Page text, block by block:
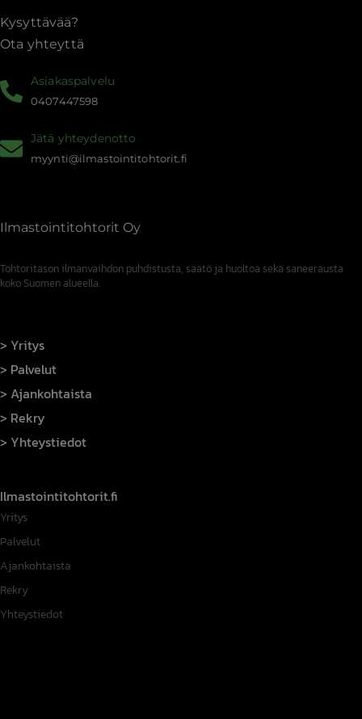
Kysyttävää?
Ota yhteyttä
Asiakaspalvelu
0407447598
Jätä yhteydenotto
myynti@ilmastointitohtorit.fi
Ilmastointitohtorit Oy
Tohtoritason ilmanvaihdon puhdistusta, säätö ja huoltoa sekä saneerausta
koko Suomen alueella.
Yritys
Palvelut
Ajankohtaista
Rekry
Yhteystiedot
Ilmastointitohtorit.fi
Yritys
Palvelut
Ajankohtaista
Rekry
Yhteystiedot